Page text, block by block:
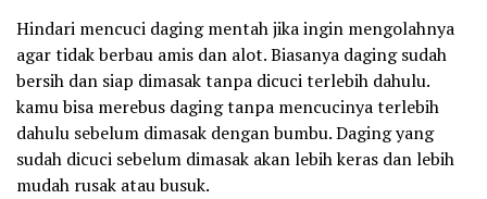
Hindari mencuci daging mentah jika ingin mengolahnya
agar tidak berbau amis dan alot. Biasanya daging sudah
bersih dan siap dimasak tanpa dicuci terlebih dahulu.
kamu bisa merebus daging tanpa mencucinya terlebih
dahulu sebelum dimasak dengan bumbu. Daging yang
sudah dicuci sebelum dimasak akan lebih keras dan lebih
mudah rusak atau busuk.